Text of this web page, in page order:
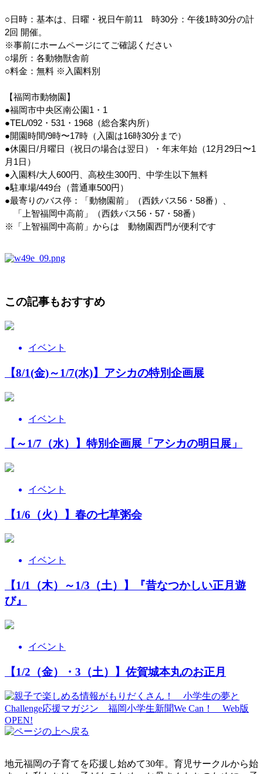
○日時：基本は、日曜・祝日午前11　時30分：午後1時30分の計
2回 開催。
※事前にホームページにてご確認ください
○場所：各動物獣舎前
○料金：無料 ※入園料別
【福岡市動物園】
●福岡市中央区南公園1・1
●TEL/092・531・1968（総合案内所）
●開園時間/9時〜17時（入園は16時30分まで）
●休園日/月曜日（祝日の場合は翌日）・年末年始（12月29日〜1
月1日）
●入園料/大人600円、高校生300円、中学生以下無料
●駐車場/449台（普通車500円）
●最寄りのバス停：「動物園前」（西鉄バス56・58番）、
「上智福岡中高前」（西鉄バス56・57・58番）
※「上智福岡中高前」からは　動物園西門が便利です
この記事もおすすめ
イベント
【8/1(金)～1/7(水)】アシカの特別企画展
イベント
【～1/7（水）】特別企画展「アシカの明日展」
イベント
【1/6（火）】春の七草粥会
イベント
【1/1（木）～1/3（土）】『昔なつかしい正月遊
び』
イベント
【1/2（金）・3（土）】佐賀城本丸のお正月
地元福岡の子育てを応援し始めて30年。育児サークルから始